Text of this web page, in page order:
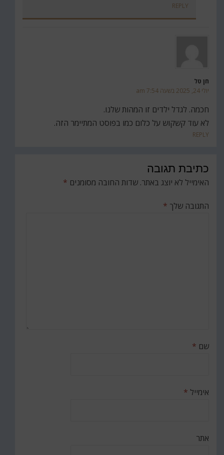
REPLY
חן טל
יולי 24, 2025 בשעה 7:54 am
חכמה. לגדל ילדים זו המהות שלנו.
לא עוד קשקוש על כלום כמו בפוסט המתיימר הזה.
REPLY
כתיבת תגובה
האימייל לא יוצג באתר. שדות החובה מסומנים *
התגובה שלך *
שם *
אימייל *
אתר